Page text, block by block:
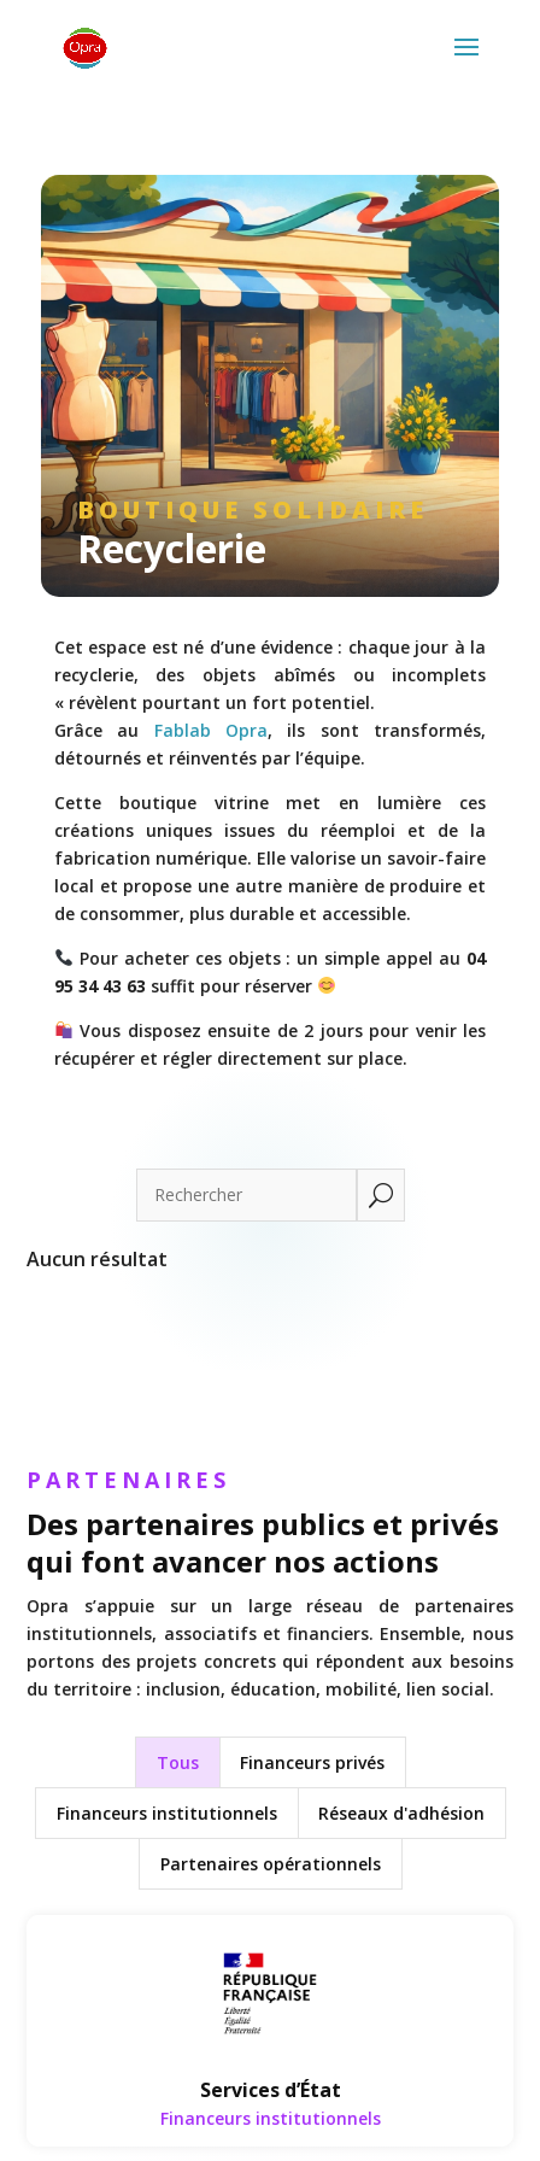
BOUTIQUE SOLIDAIRE
Recyclerie
Cet espace est né d’une évidence : chaque jour à la
recyclerie, des objets abîmés ou incomplets
« révèlent pourtant un fort potentiel.
Grâce au Fablab Opra, ils sont transformés,
détournés et réinventés par l’équipe.
Cette boutique vitrine met en lumière ces
créations uniques issues du réemploi et de la
fabrication numérique. Elle valorise un savoir-faire
local et propose une autre manière de produire et
de consommer, plus durable et accessible.
Pour acheter ces objets : un simple appel au 04
95 34 43 63 suffit pour réserver
Vous disposez ensuite de 2 jours pour venir les
récupérer et régler directement sur place.
U
Aucun résultat
PARTENAIRES
Des partenaires publics et privés
qui font avancer nos actions
Opra s’appuie sur un large réseau de partenaires
institutionnels, associatifs et financiers. Ensemble, nous
portons des projets concrets qui répondent aux besoins
du territoire : inclusion, éducation, mobilité, lien social.
Tous Financeurs privés
Financeurs institutionnels Réseaux d'adhésion
Partenaires opérationnels
Services d’État
Financeurs institutionnels
Financeurs institutionnels